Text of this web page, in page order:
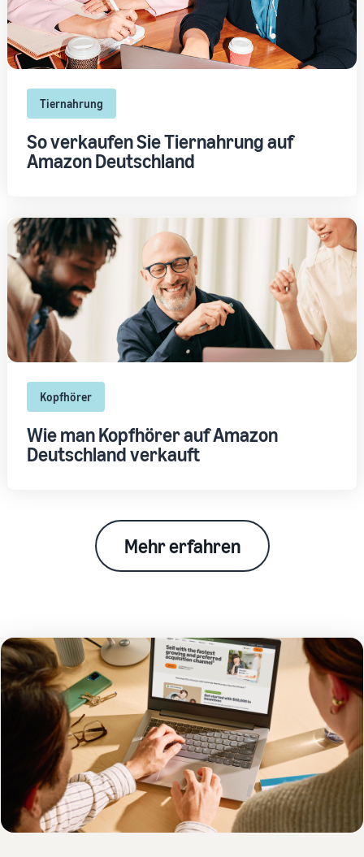
Tiernahrung
So verkaufen Sie Tiernahrung auf
Amazon Deutschland
Kopfhörer
Wie man Kopfhörer auf Amazon
Deutschland verkauft
Mehr erfahren